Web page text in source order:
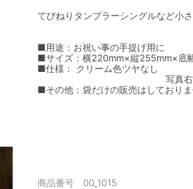
てびねりタンブラーシングルなど小さ
■用途：お祝い事の手提げ用に
■サイズ：横220mm×縦255mm×底
■仕様： クリーム色ツヤなし
写真右側で
■その他：袋だけの販売はしておりま
商品番号 00_1015